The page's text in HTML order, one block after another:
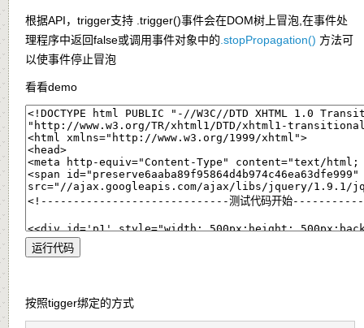
根据API，trigger支持 .trigger()事件会在DOM树上冒泡,在事件处
理程序中返回false或调用事件对象中的 .stopPropagation() 方法可
以使事件停止冒泡
看看demo
按照tigger绑定的方式